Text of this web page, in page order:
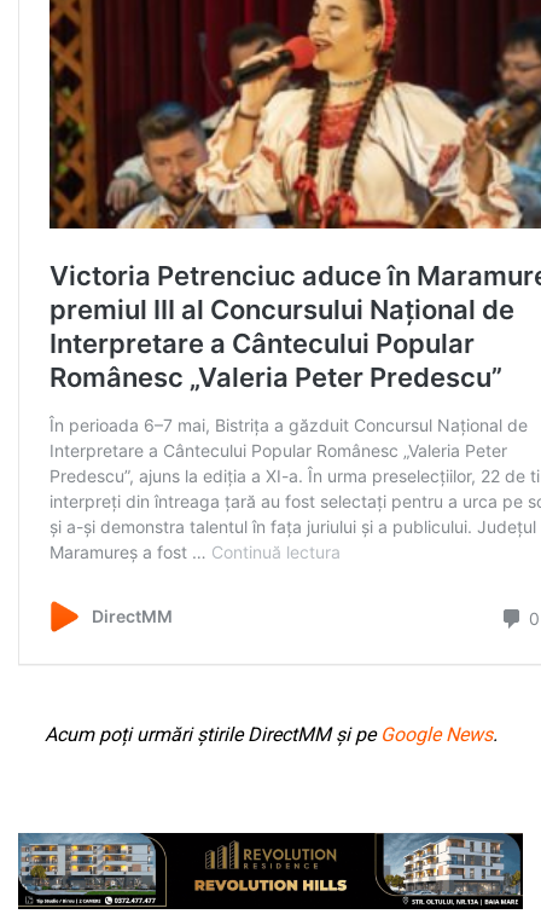
Acum poți urmări știrile DirectMM și pe Google News.